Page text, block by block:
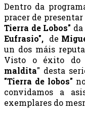
Dentro da
pracer de
Tierra de Lobos"
Eufrasio", de
un dos máis
Visto o éxito do
maldita" desta
"Tierra de lobos"
convidamos a
exemplares do